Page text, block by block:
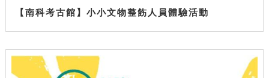
【南科考古館】小小文物整飭人員體驗活動